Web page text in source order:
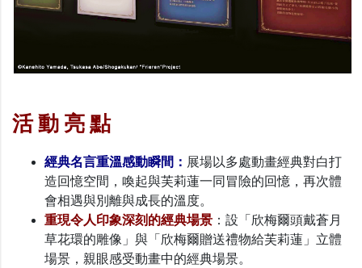
活 動 亮 點
經典名言重溫感動瞬間： 展場以多處動畫經典對白打
造回憶空間，喚起與芙莉蓮一同冒險的回憶，再次體
會相遇與別離與成長的溫度。
重現令人印象深刻的經典場景 ：設「欣梅爾頭戴蒼月
草花環的雕像」與「欣梅爾贈送禮物給芙莉蓮」立體
場景，親眼感受動畫中的經典場景。